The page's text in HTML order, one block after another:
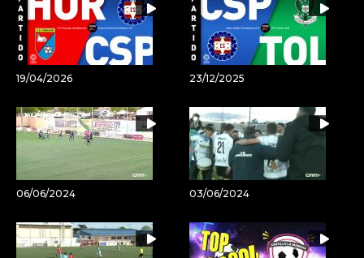
19/04/2026 23/12/2025
06/06/2024 03/06/2024